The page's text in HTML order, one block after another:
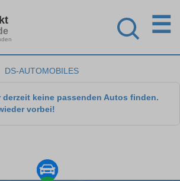
☰
DS-AUTOMOBILES
derzeit keine passenden Autos finden.
vorbei!